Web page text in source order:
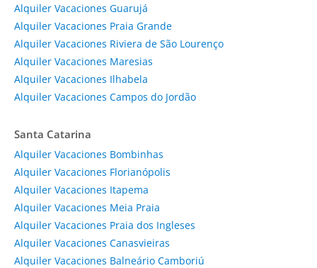
Alquiler Vacaciones Guarujá
Alquiler Vacaciones Praia Grande
Alquiler Vacaciones Riviera de São Lourenço
Alquiler Vacaciones Maresias
Alquiler Vacaciones Ilhabela
Alquiler Vacaciones Campos do Jordão
Santa Catarina
Alquiler Vacaciones Bombinhas
Alquiler Vacaciones Florianópolis
Alquiler Vacaciones Itapema
Alquiler Vacaciones Meia Praia
Alquiler Vacaciones Praia dos Ingleses
Alquiler Vacaciones Canasvieiras
Alquiler Vacaciones Balneário Camboriú